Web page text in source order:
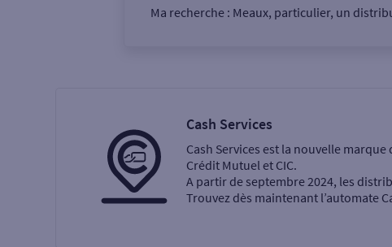
Ma recherche : Meaux, particulier, un
Ma recherche
Cash Services
Cash Services est la nouvelle
Crédit Mutuel et CIC.
A partir de septembre 2024, les
Trouvez dès maintenant l’automate